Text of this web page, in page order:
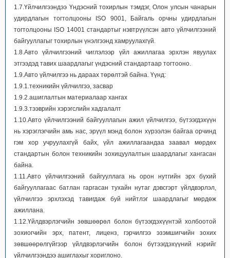
1.7.Үйлчилгээндээ Үндэсний тохирлын тэмдэг, Олон улсын чанарын
удирдлагын тогтолцооны ISO 9001, Байгаль орчны удирдлагын
тогтолцооны ISO 14001 стандартыг нэвтрүүлсэн авто үйлчилгээний
байгууллагыг тохирлын үнэлгээнд хамруулахгүй.
1.8.Авто үйлчилгээний чиглэлээр үйл ажиллагаа эрхлэн явуулах
этгээдэд тавих шаардлагыг үндэсний стандартаар тогтооно.
1.9.Авто үйлчилгээ нь дараах төрөлтэй байна. Үүнд:
1.9.1.техникийн үйлчилгээ, засвар
1.9.2.ашиглалтын материалаар хангах
1.9.3.тээврийн хэрэгслийн хадгалалт
1.10.Авто үйлчилгээний байгууллагын ажил үйлчилгээ, бүтээгдэхүүн
нь хэрэглэгчийн амь нас, эрүүл мэнд болон хүрээлэн байгаа орчинд
гэм хор учруулахгүй байх, үйл ажиллагаандаа заавал мөрдөх
стандартын болон техникийн зохицуулалтын шаардлагыг хангасан
байна.
1.11.Авто үйлчилгээний байгууллага нь орон нутгийн эрх бүхий
байгууллагаас батлан гаргасан тухайн нутаг дэвсгэрт үйлдвэрлэл,
үйлчилгээ эрхлэхэд тавигдаж буй нийтлэг шаардлагыг мөрдөж
ажиллана.
1.12.Үйлдвэрлэгчийн зөвшөөрөл болон бүтээгдэхүүнтэй холбоотой
зохиогчийн эрх, патент, лиценз, гэрчилгээ эзэмшигчийн зохих
зөвшөөрөлгүйгээр үйлдвэрлэгчийн болон бүтээгдэхүүний нэрийг
үйлчилгээндээ ашиглахыг хориглоно.